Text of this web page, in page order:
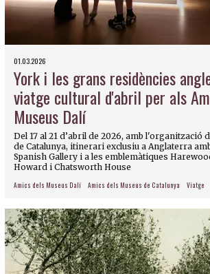
01.03.2026
York i les grans residències
viatge cultural d'abril per als
Museus Dalí
Del 17 al 21 d’abril de 2026, amb l'organització
de Catalunya, itinerari exclusiu a Anglaterra
Spanish Gallery i a les emblemàtiques
Howard i Chatsworth House
Amics dels Museus Dalí Amics dels Museus de Catalunya Viatge